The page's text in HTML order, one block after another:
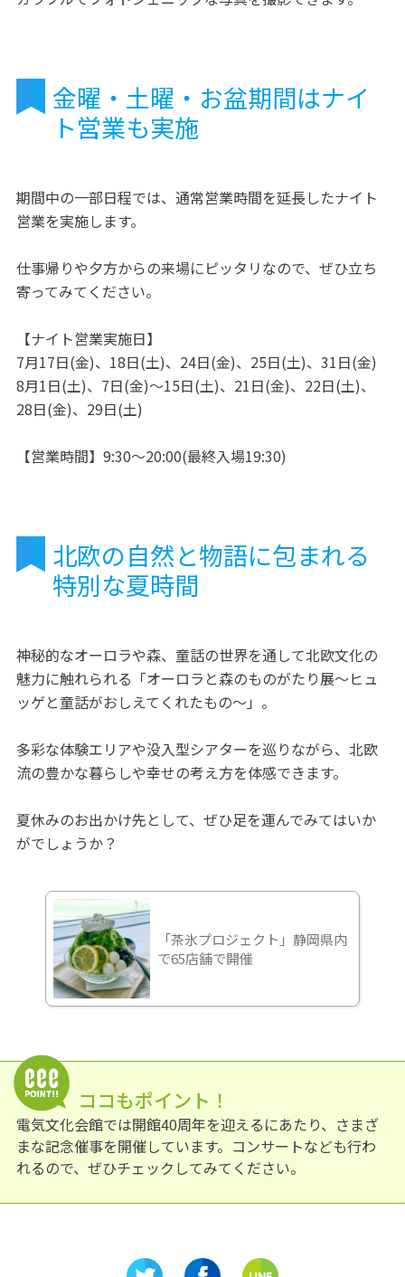
金曜・土曜・お盆期間はナイ
ト営業も実施
期間中の一部日程では、通常営業時間を延長したナイト
営業を実施します。
仕事帰りや夕方からの来場にピッタリなので、ぜひ立ち
寄ってみてください。
【ナイト営業実施日】
7月17日(金)、18日(土)、24日(金)、25日(土)、31日(金)
8月1日(土)、7日(金)～15日(土)、21日(金)、22日(土)、
28日(金)、29日(土)
【営業時間】9:30～20:00(最終入場19:30)
北欧の自然と物語に包まれる
特別な夏時間
神秘的なオーロラや森、童話の世界を通して北欧文化の
魅力に触れられる「オーロラと森のものがたり展～ヒュ
ッゲと童話がおしえてくれたもの～」。
多彩な体験エリアや没入型シアターを巡りながら、北欧
流の豊かな暮らしや幸せの考え方を体感できます。
夏休みのお出かけ先として、ぜひ足を運んでみてはいか
がでしょうか？
「茶氷プロジェクト」静岡県内
で65店舗で開催
ココもポイント！
電気文化会館では開館40周年を迎えるにあたり、さまざ
まな記念催事を開催しています。コンサートなども行わ
れるので、ぜひチェックしてみてください。